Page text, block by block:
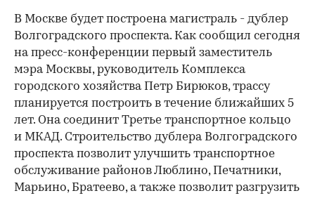
В Москве будет построена магистраль - дублер
Волгоградского проспекта. Как сообщил сегодня
на пресс-конференции первый заместитель
мэра Москвы, руководитель Комплекса
городского хозяйства Петр Бирюков, трассу
планируется построить в течение ближайших 5
лет. Она соединит Третье транспортное кольцо
и МКАД. Строительство дублера Волгоградского
проспекта позволит улучшить транспортное
обслуживание районов Люблино, Печатники,
Марьино, Братеево, а также позволит разгрузить